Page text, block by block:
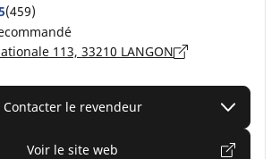
(459)
113, 33210 LANGON
Contacter le revendeur
Voir le site web